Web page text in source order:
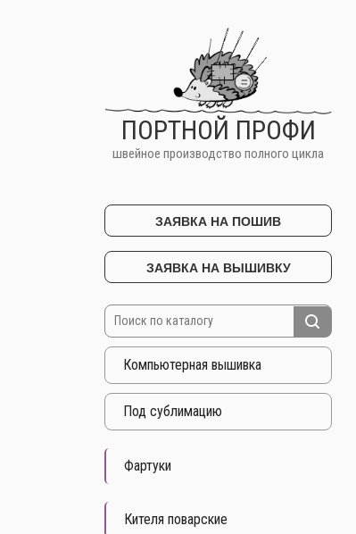
ПОРТНОЙ ПРОФИ
швейное производство полного цикла
ЗАЯВКА НА ПОШИВ
ЗАЯВКА НА ВЫШИВКУ
Компьютерная вышивка
Под cублимацию
Фартуки
Кителя поварские